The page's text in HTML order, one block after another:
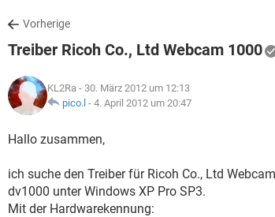
Vorherige
Treiber Ricoh Co., Ltd Webcam 1000
KL2Ra - 30. März 2012 um 12:13
pico.l - 4. April 2012 um 20:47
Hallo zusammen,
ich suche den Treiber für Ricoh Co., Ltd
dv1000 unter Windows XP Pro SP3.
Mit der Hardwarekennung: